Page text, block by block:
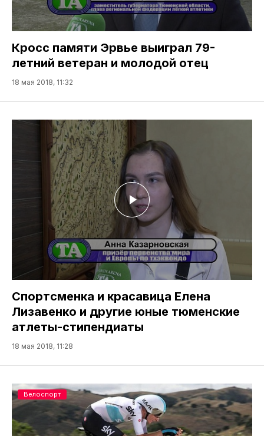
Кросс памяти Эрвье выиграл 79-
летний ветеран и молодой отец
18 мая 2018, 11:32
Спортсменка и красавица Елена
Лизавенко и другие юные тюменские
атлеты-стипендиаты
18 мая 2018, 11:28
Велоспорт